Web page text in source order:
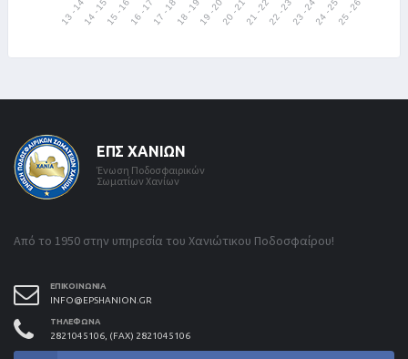
ΕΠΣ ΧΑΝΊΩΝ
Ένωση Ποδοσφαιρικών
Σωματίων Χανίων
Από το 1950 στην υπηρεσία του Χανιώτικου Ποδοσφαίρου!
ΕΠΙΚΟΙΝΩΝΊΑ
INFO@EPSHANION.GR
ΤΗΛΈΦΩΝΑ
2821045106, (FAX) 2821045106